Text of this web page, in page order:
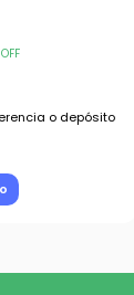
OFF
o depósito